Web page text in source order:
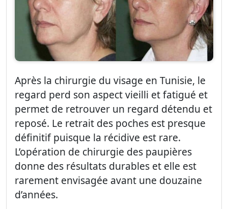
Après la chirurgie du visage en Tunisie, le
regard perd son aspect vieilli et fatigué et
permet de retrouver un regard détendu et
reposé. Le retrait des poches est presque
définitif puisque la récidive est rare.
L’opération de chirurgie des paupières
donne des résultats durables et elle est
rarement envisagée avant une douzaine
d’années.